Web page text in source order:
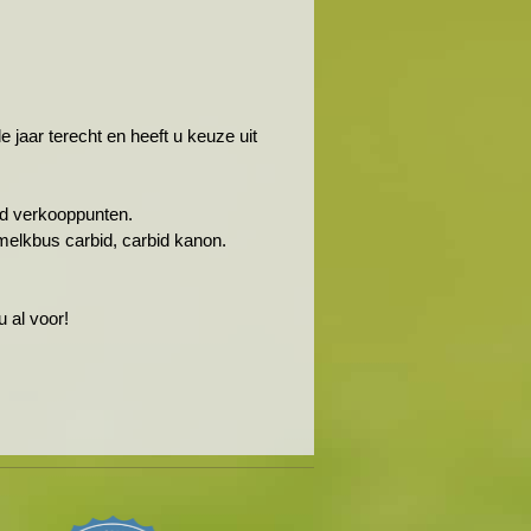
jaar terecht en heeft u keuze uit
verkooppunten.
carbid, carbid kanon.
al voor!